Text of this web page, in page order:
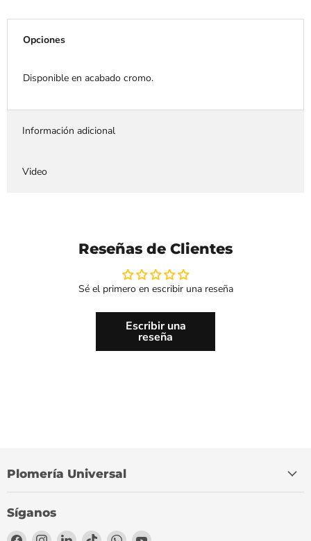
Opciones
Disponible en acabado cromo.
Información adicional
Video
Reseñas de Clientes
Sé el primero en escribir una reseña
Escribir una
reseña
Plomería Universal
Síganos
Encuéntrenos
Encuéntrenos
Encuéntrenos
Encuéntrenos
Encuéntrenos
Encuéntrenos